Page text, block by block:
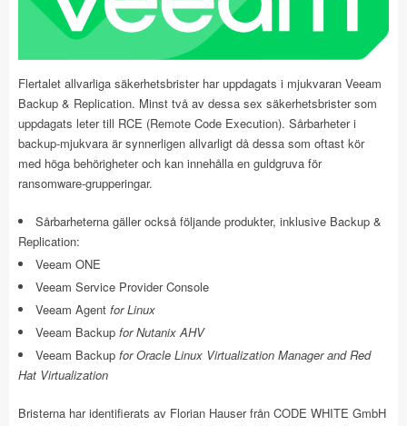
Flertalet allvarliga säkerhetsbrister har uppdagats i mjukvaran Veeam
Backup & Replication. Minst två av dessa sex säkerhetsbrister som
uppdagats leter till RCE (Remote Code Execution). Sårbarheter i
backup-mjukvara är synnerligen allvarligt då dessa som oftast kör
med höga behörigheter och kan innehålla en guldgruva för
ransomware-grupperingar.
Sårbarheterna gäller också följande produkter, inklusive Backup &
Replication:
Veeam ONE
Veeam Service Provider Console
Veeam Agent for Linux
Veeam Backup for Nutanix AHV
Veeam Backup for Oracle Linux Virtualization Manager and Red
Hat Virtualization
Bristerna har identifierats av Florian Hauser från CODE WHITE GmbH